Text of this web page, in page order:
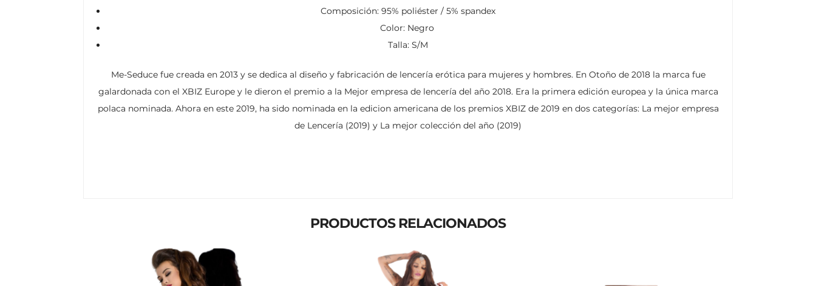
Composición: 95% poliéster / 5% spandex
Color: Negro
Talla: S/M
Me-Seduce fue creada en 2013 y se dedica al diseño y fabricación de lencería erótica para mujeres y hombres. En Otoño de 2018 la marca fue
galardonada con el XBIZ Europe y le dieron el premio a la Mejor empresa de lencería del año 2018. Era la primera edición europea y la única marca
polaca nominada. Ahora en este 2019, ha sido nominada en la edicion americana de los premios XBIZ de 2019 en dos categorías: La mejor empresa
de Lencería (2019) y La mejor colección del año (2019)
PRODUCTOS RELACIONADOS